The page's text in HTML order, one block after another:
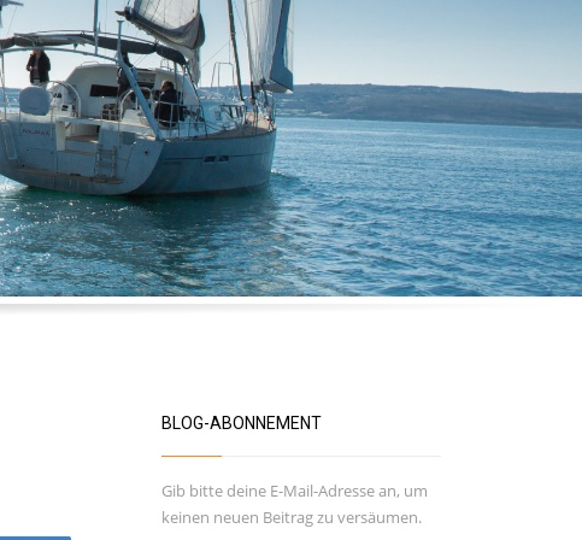
BLOG-ABONNEMENT
Gib bitte deine E-Mail-Adresse an, um
keinen neuen Beitrag zu versäumen.